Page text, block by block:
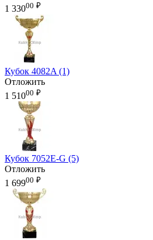
1 33000 ₽
Кубок 4082A (1)
Отложить
1 51000 ₽
Кубок 7052E-G (5)
Отложить
1 69900 ₽